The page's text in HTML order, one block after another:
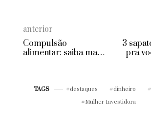
anterior
Compulsão
alimentar: saiba mais
3
pra
TAGS destaques dinheiro
Mulher Investidora